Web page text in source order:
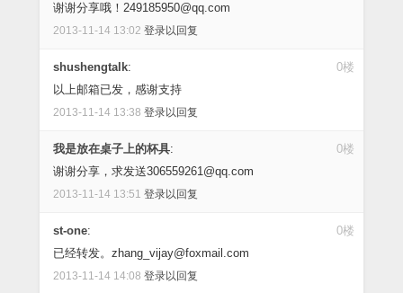
谢谢分享哦！249185950@qq.com
2013-11-14 13:02 登录以回复
0楼
shushengtalk:
以上邮箱已发，感谢支持
2013-11-14 13:38 登录以回复
0楼
我是放在桌子上的杯具:
谢谢分享，求发送306559261@qq.com
2013-11-14 13:51 登录以回复
0楼
st-one:
已经转发。zhang_vijay@foxmail.com
2013-11-14 14:08 登录以回复